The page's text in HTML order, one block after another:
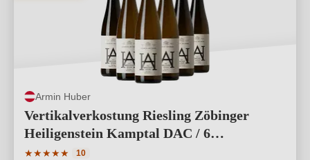
Armin Huber
Vertikalverkostung Riesling Zöbinger
Heiligenstein Kamptal DAC / 6
verschiedene Jahrgänge
★★★★★
Durchschnittliche Bewertung von 5 von 5 Sternen
10